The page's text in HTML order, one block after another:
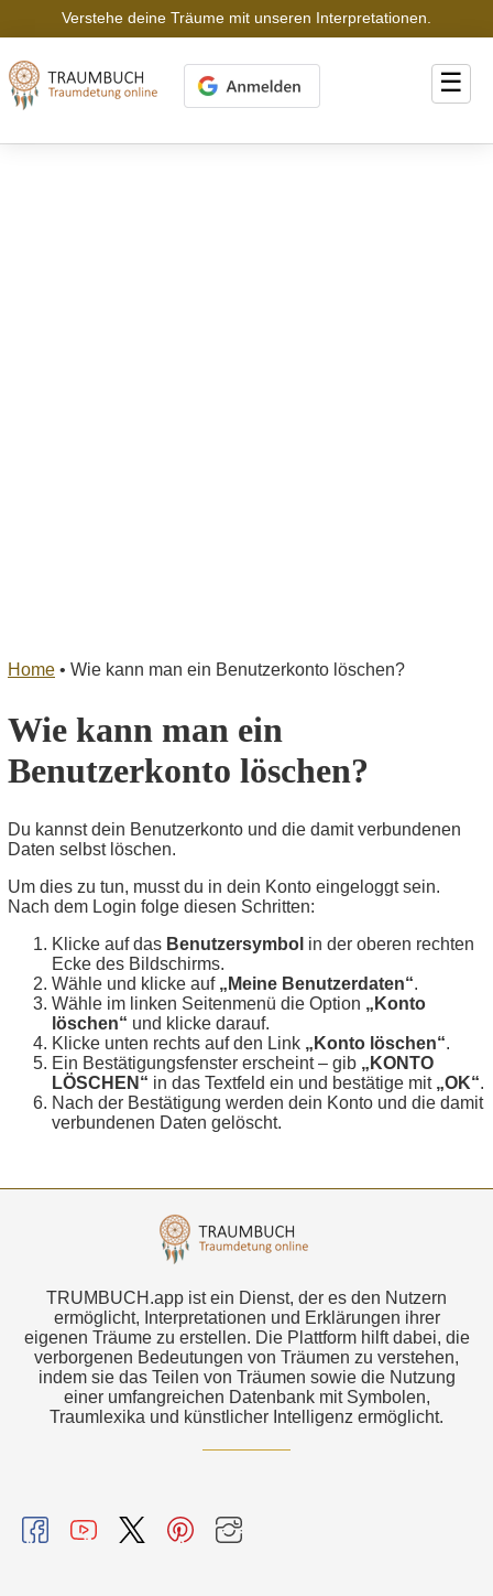
Verstehe deine Träume mit unseren Interpretationen.
☰
Home • Wie kann man ein Benutzerkonto löschen?
Wie kann man ein
Benutzerkonto löschen?
Du kannst dein Benutzerkonto und die damit verbundenen
Daten selbst löschen.
Um dies zu tun, musst du in dein Konto eingeloggt sein.
Nach dem Login folge diesen Schritten:
Klicke auf das Benutzersymbol in der oberen rechten
Ecke des Bildschirms.
Wähle und klicke auf „Meine Benutzerdaten“.
Wähle im linken Seitenmenü die Option „Konto
löschen“ und klicke darauf.
Klicke unten rechts auf den Link „Konto löschen“.
Ein Bestätigungsfenster erscheint – gib „KONTO
LÖSCHEN“ in das Textfeld ein und bestätige mit „OK“.
Nach der Bestätigung werden dein Konto und die damit
verbundenen Daten gelöscht.
TRUMBUCH.app ist ein Dienst, der es den Nutzern
ermöglicht, Interpretationen und Erklärungen ihrer
eigenen Träume zu erstellen. Die Plattform hilft dabei, die
verborgenen Bedeutungen von Träumen zu verstehen,
indem sie das Teilen von Träumen sowie die Nutzung
einer umfangreichen Datenbank mit Symbolen,
Traumlexika und künstlicher Intelligenz ermöglicht.